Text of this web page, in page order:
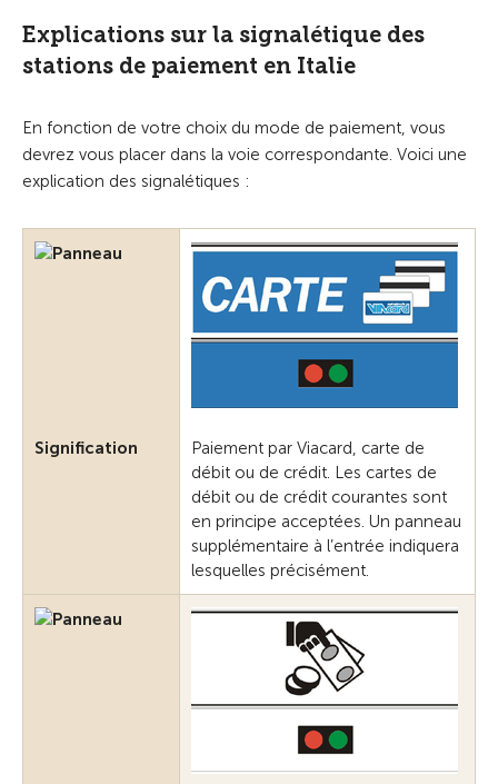
Explications sur la signalétique des
stations de paiement en Italie
En fonction de votre choix du mode de paiement, vous
devrez vous placer dans la voie correspondante. Voici une
explication des signalétiques :
Signification
Paiement par Viacard, carte de
débit ou de crédit. Les cartes de
débit ou de crédit courantes sont
en principe acceptées. Un panneau
supplémentaire à l’entrée indiquera
lesquelles précisément.